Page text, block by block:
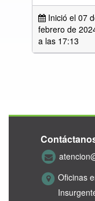
Inició el 07
febrero de
a las 17:13
Oficinas